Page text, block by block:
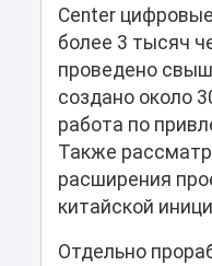
Center
более 3 тысяч
проведено
создано около
работа по
Также
расширения
китайской
Отдельно